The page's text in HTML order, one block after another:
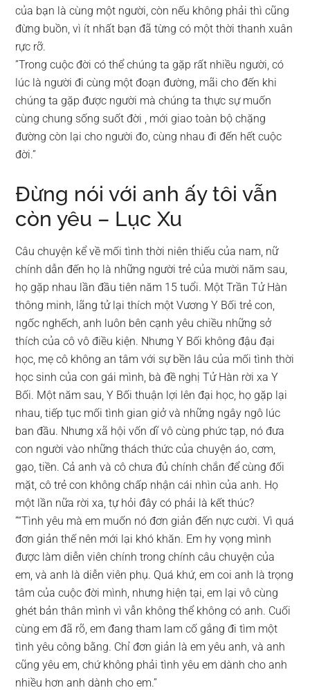
của bạn là cùng một người, còn nếu không phải thì cũng
đừng buồn, vì ít nhất bạn đã từng có một thời thanh xuân
rực rỡ.
”Trong cuộc đời có thể chúng ta gặp rất nhiều người, có
lúc là người đi cùng một đoạn đường, mãi cho đến khi
chúng ta gặp được người mà chúng ta thực sự muốn
cùng chung sống suốt đời , mới giao toàn bộ chặng
đường còn lại cho người đo, cùng nhau đi đến hết cuộc
đời.”
Đừng nói với anh ấy tôi vẫn
còn yêu – Lục Xu
Câu chuyện kể về mối tình thời niên thiếu của nam, nữ
chính dẫn đến họ là những người trẻ của mười năm sau,
họ gặp nhau lần đầu tiên năm 15 tuổi. Một Trần Tử Hàn
thông minh, lãng tử lại thích một Vương Y Bối trẻ con,
ngốc nghếch, anh luôn bên cạnh yêu chiều những sở
thích của cô vô điều kiện. Nhưng Y Bối không đậu đại
học, mẹ cô không an tâm với sự bền lâu của mối tình thời
học sinh của con gái mình, bà đề nghị Tử Hàn rời xa Y
Bối. Một năm sau, Y Bối thuận lợi lên đại học, họ gặp lại
nhau, tiếp tục mối tình gian giở và những ngây ngô lúc
ban đầu. Nhưng xã hội vốn dĩ vô cùng phức tạp, nó đưa
con người vào những thách thức của chuyện áo, cơm,
gạo, tiền. Cả anh và cô chưa đủ chính chắn để cùng đối
mặt, cô trẻ con không chấp nhận cái nhìn của anh. Họ
một lần nữa rời xa, tự hỏi đây có phải là kết thúc?
”“Tình yêu mà em muốn nó đơn giản đến nực cười. Vì quá
đơn giản thế nên mới lại khó khăn. Em hy vọng mình
được làm diễn viên chính trong chính câu chuyện của
em, và anh là diễn viên phụ. Quá khứ, em coi anh là trọng
tâm của cuộc đời mình, nhưng hiện tại, em lại vô cùng
ghét bản thân mình vì vẫn không thể không có anh. Cuối
cùng em đã rõ, em đang tham lam cố gắng đi tìm một
tình yêu công bằng. Chỉ đơn giản là em yêu anh, và anh
cũng yêu em, chứ không phải tình yêu em dành cho anh
nhiều hơn anh dành cho em.”